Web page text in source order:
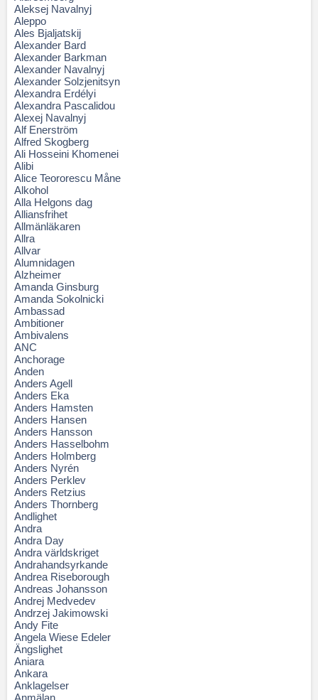
Aleksej Navalnyj
Aleppo
Ales Bjaljatskij
Alexander Bard
Alexander Barkman
Alexander Navalnyj
Alexander Solzjenitsyn
Alexandra Erdélyi
Alexandra Pascalidou
Alexej Navalnyj
Alf Enerström
Alfred Skogberg
Ali Hosseini Khomenei
Alibi
Alice Teororescu Måne
Alkohol
Alla Helgons dag
Alliansfrihet
Allmänläkaren
Allra
Allvar
Alumnidagen
Alzheimer
Amanda Ginsburg
Amanda Sokolnicki
Ambassad
Ambitioner
Ambivalens
ANC
Anchorage
Anden
Anders Agell
Anders Eka
Anders Hamsten
Anders Hansen
Anders Hansson
Anders Hasselbohm
Anders Holmberg
Anders Nyrén
Anders Perklev
Anders Retzius
Anders Thornberg
Andlighet
Andra
Andra Day
Andra världskriget
Andrahandsyrkande
Andrea Riseborough
Andreas Johansson
Andrej Medvedev
Andrzej Jakimowski
Andy Fite
Angela Wiese Edeler
Ängslighet
Aniara
Ankara
Anklagelser
Anmälan